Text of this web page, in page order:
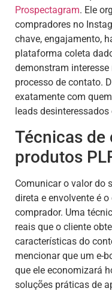
Prospectagram. Ele
compradores no
chave, engajamento,
plataforma coleta
demonstram
processo de contato.
exatamente com
leads desinteressados
Técnicas
produtos
Comunicar o valor do
direta e envolvente é
comprador. Uma
reais que o cliente
características do
mencionar que um e-
que ele economizará
soluções práticas de